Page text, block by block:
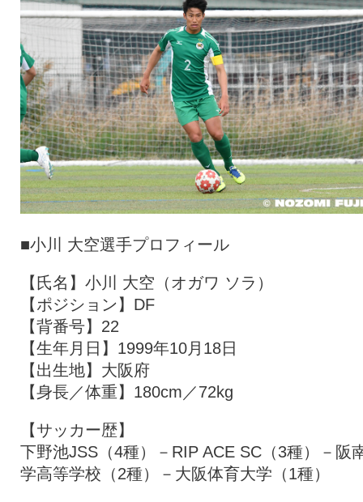
■小川 大空選手プロフィール
【氏名】小川 大空（オガワ ソラ）
【ポジション】DF
【背番号】22
【生年月日】1999年10月18日
【出生地】大阪府
【身長／体重】180cm／72kg
【サッカー歴】
下野池JSS（4種）－RIP ACE SC（3種）－阪
学高等学校（2種）－大阪体育大学（1種）